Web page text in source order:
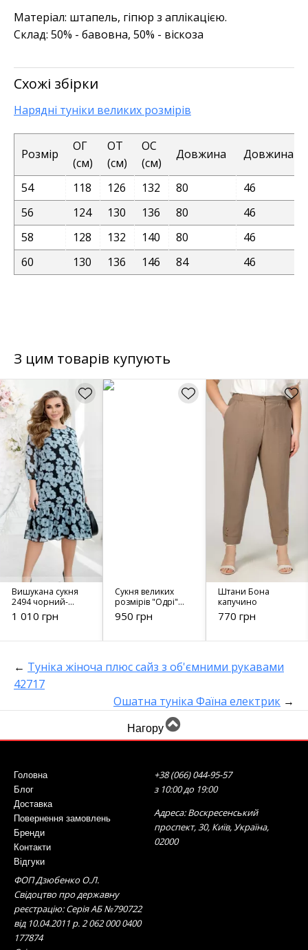
Матеріал: штапель, гіпюр з аплікацією.
Склад: 50% - бавовна, 50% - віскоза
Схожі збірки
Нарядні туніки великих розмірів
Розмір
ОГ
(см)
ОТ
(см)
ОС
(см)
Довжина Довжина
54 118 126 132 80
46
56
124 130 136 80
46
58
128 132 140 80
46
60
130 136 146 84 46
З цим товарів купують
Вишукана сукня
2494 чорний-
м'ята
1 010 грн
Сукня великих
розмірів "Одрі"
(темно-синій)
950 грн
Штани Бона
капучино
770 грн
← Туніка жіноча плюс сайз з об'ємними рукавами
42717
Ошатна туніка Фаїна електрик →
Нагору
Головна
Блог
Доставка
Повернення замовлень
Бренди
Контакти
Відгуки
+38 (066) 044-95-57
з 10:00 до 19:00
Адреса: Воскресенський
проспект, 30, Київ, Україна,
02000
ФОП Дзюбенко О.Л.
Свідоцтво про державну
реєстрацію: Серія АБ №790722
від 10.04.2011 р. 2 062 000 0400
177874